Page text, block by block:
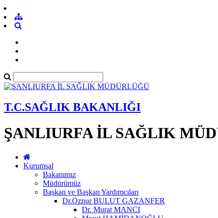
T.C.SAĞLIK BAKANLIĞI
ŞANLIURFA İL SAĞLIK
Kurumsal
Bakanımız
Müdürümüz
Başkan ve Başkan Yardımcıları
Dr.Öznur BULUT GAZANFER
Dr. Murat MANCI